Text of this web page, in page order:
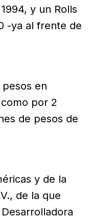
y un Rolls
-ya al frente de
en
por 2
de pesos de
y de la
de la que